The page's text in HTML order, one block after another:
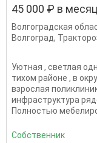
45 000 ₽ в месяц
Волгоградская
Волгоград,
Уютная , светлая
тихом районе , в
взрослая
инфраструктура
Полностью
Собственник